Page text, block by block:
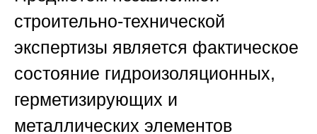
строительно-технической
экспертизы является фактическое
состояние гидроизоляционных,
герметизирующих и
металлических элементов